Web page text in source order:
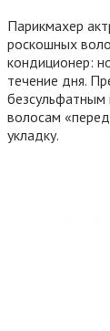
Парикмахер
роскошных
кондиционер:
течение дня.
безсульфатным
волосам
укладку.